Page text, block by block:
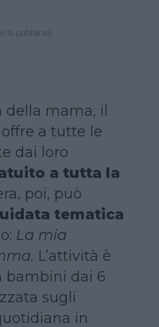
della mama, il
a tutte le
dai loro
a tutta la
poi, può
tematica
La mia
L’attività è
bambini dai 6
sugli
in